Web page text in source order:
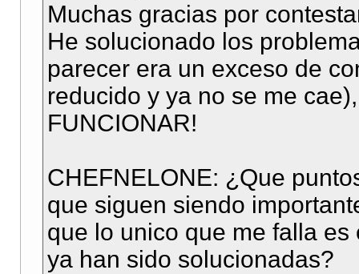
Muchas gracias por
He solucionado los
parecer era un exceso de
reducido y ya no se me
FUNCIONAR!
CHEFNELONE: ¿Que
que siguen siendo
que lo unico que me falla
ya han sido solucionadas?